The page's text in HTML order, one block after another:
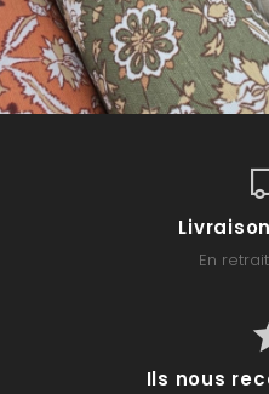
En
Ils nous